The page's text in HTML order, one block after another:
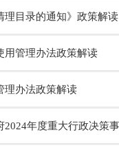
理目录的通知》政策解读
用管理办法政策解读
理办法政策解读
2024年度重大行政决策